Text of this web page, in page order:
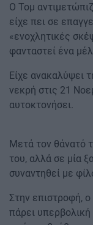
Ο Τομ
είχε πει σε
«ενοχλητικές
φανταστεί ένα
Είχε ανακαλύψει
νεκρή στις 21
αυτοκτονήσει.
Μετά τον θάνατό
του, αλλά σε μία
συναντηθεί με
Στην επιστροφή, ο
πάρει υπερβολική